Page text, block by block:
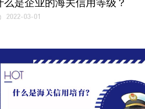
么是企业的海关信用等级？
2022-03-01